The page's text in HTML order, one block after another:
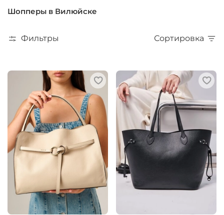
Шопперы в Вилюйске
Фильтры Сортировка